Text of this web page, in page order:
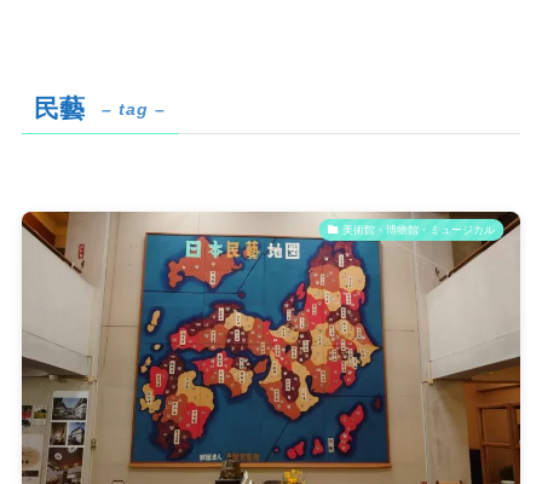
民藝 – tag –
美術館・博物館・ミュージカル